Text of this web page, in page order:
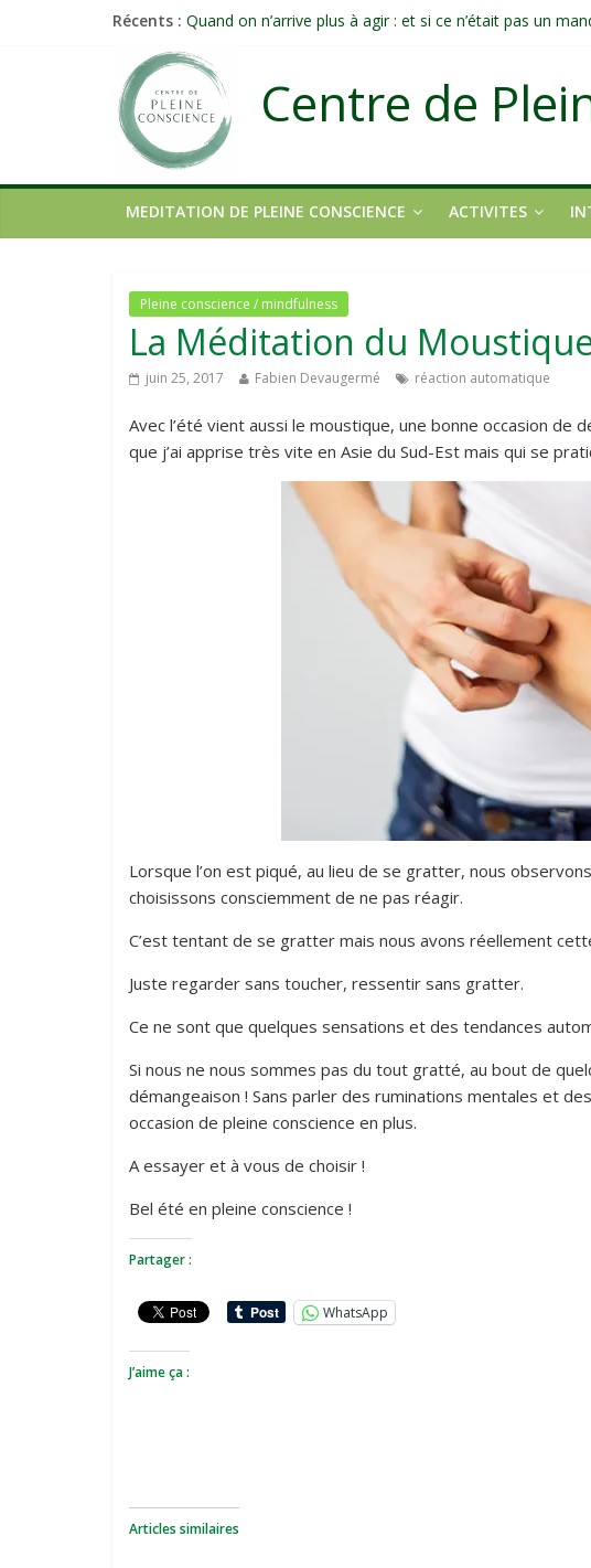
Récents : Quand on n’arrive plus à agir : et si ce n’était pas un
Méditer un peu chaque jour : un rituel profond et
Prolonger la vie ou découvrir ce qui ne vieillit pas ?
Centre de
MEDITATION DE PLEINE CONSCIENCE ACTIVITES
Pleine conscience / mindfulness
La Méditation du
juin 25, 2017 Fabien Devaugermé réaction automatique
Avec l’été vient aussi le moustique, une bonne occasion de
que j’ai apprise très vite en Asie du Sud-Est mais qui se
Lorsque l’on est piqué, au lieu de se gratter, nous
choisissons consciemment de ne pas réagir.
C’est tentant de se gratter mais nous avons réellement
Juste regarder sans toucher, ressentir sans gratter.
Ce ne sont que quelques sensations et des tendances
Si nous ne nous sommes pas du tout gratté, au bout de
démangeaison ! Sans parler des ruminations mentales et
occasion de pleine conscience en plus.
A essayer et à vous de choisir !
Bel été en pleine conscience !
Partager :
WhatsApp
J’aime ça :
Articles similaires